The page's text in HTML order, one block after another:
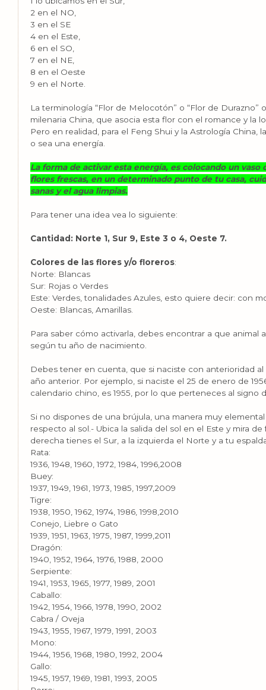
2 en el NO,
3 en el SE
4 en el Este,
6 en el SO,
7 en el NE,
8 en el Oeste
9 en el Norte.
La terminología “Flor de Melocotón” o “Flor de Durazno”
milenaria China, que asocia esta flor con el romance y la
Pero en realidad, para el Feng Shui y la Astrología China,
o sea una energía.
La forma de activar esta energía, es colocando un
flores frescas, en un determinado punto de tu casa,
sanas y el agua limpias.
Para tener una idea vea lo siguiente:
Cantidad: Norte 1, Sur 9, Este 3 o 4, Oeste 7.
Colores de las flores y/o floreros:
Norte: Blancas
Sur: Rojas o Verdes
Este: Verdes, tonalidades Azules, esto quiere decir: con
Oeste: Blancas, Amarillas.
Para saber cómo activarla, debes encontrar a que
según tu año de nacimiento.
Debes tener en cuenta, que si naciste con anterioridad
año anterior. Por ejemplo, si naciste el 25 de enero de
calendario chino, es 1955, por lo que perteneces al signo
Si no dispones de una brújula, una manera muy
respecto al sol.- Ubica la salida del sol en el Este y mira
derecha tienes el Sur, a la izquierda el Norte y a tu
Rata:
1936, 1948, 1960, 1972, 1984, 1996,2008
Buey:
1937, 1949, 1961, 1973, 1985, 1997,2009
Tigre:
1938, 1950, 1962, 1974, 1986, 1998,2010
Conejo, Liebre o Gato
1939, 1951, 1963, 1975, 1987, 1999,2011
Dragón:
1940, 1952, 1964, 1976, 1988, 2000
Serpiente:
1941, 1953, 1965, 1977, 1989, 2001
Caballo:
1942, 1954, 1966, 1978, 1990, 2002
Cabra / Oveja
1943, 1955, 1967, 1979, 1991, 2003
Mono:
1944, 1956, 1968, 1980, 1992, 2004
Gallo:
1945, 1957, 1969, 1981, 1993, 2005